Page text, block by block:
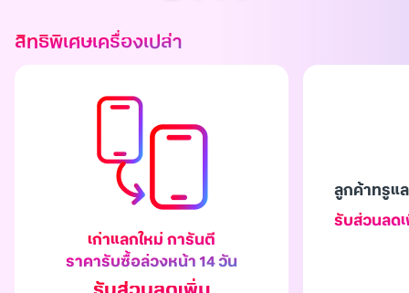
สิทธิพิเศษเครื่องเปล่า
เก่าแลกใหม่ การันตี
ราคารับซื้อล่วงหน้า 14 วัน
ลูกค้าทรูแ
รับส่วนลด